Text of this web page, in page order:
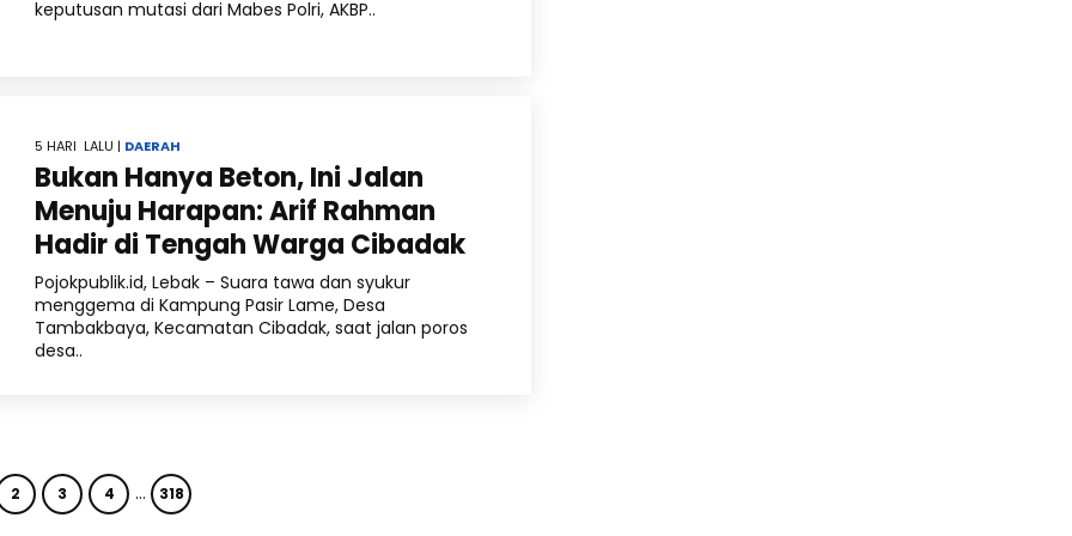
keputusan mutasi dari Mabes Polri, AKBP..
5 HARI LALU | DAERAH
Bukan Hanya Beton, Ini Jalan
Menuju Harapan: Arif Rahman
Hadir di Tengah Warga Cibadak
Pojokpublik.id, Lebak – Suara tawa dan syukur
menggema di Kampung Pasir Lame, Desa
Tambakbaya, Kecamatan Cibadak, saat jalan poros
desa..
2 3 4 … 318